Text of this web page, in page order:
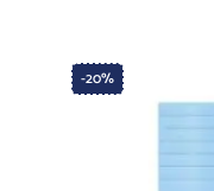
-20%